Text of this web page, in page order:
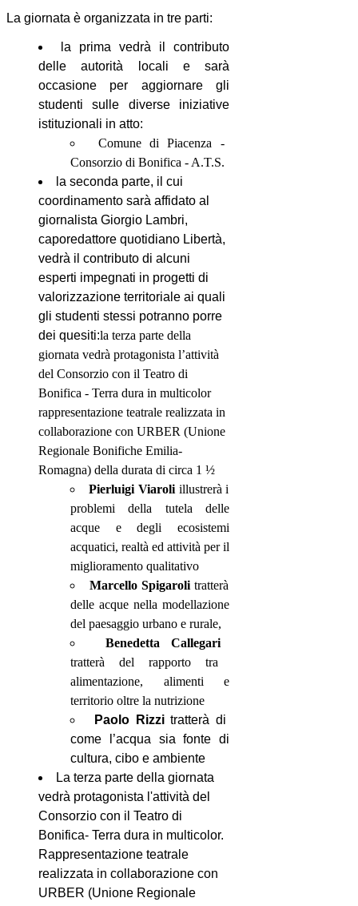
La giornata è organizzata in tre parti:
la prima vedrà il contributo
delle autorità locali e sarà
occasione per aggiornare gli
studenti sulle diverse iniziative
istituzionali in atto:
Comune di Piacenza -
Consorzio di Bonifica - A.T.S.
la seconda parte, il cui
coordinamento sarà affidato al
giornalista Giorgio Lambri,
caporedattore quotidiano Libertà,
vedrà il contributo di alcuni
esperti impegnati in progetti di
valorizzazione territoriale ai quali
gli studenti stessi potranno porre
dei quesiti:la terza parte della
giornata vedrà protagonista l’attività
del Consorzio con il Teatro di
Bonifica - Terra dura in multicolor
rappresentazione teatrale realizzata in
collaborazione con URBER (Unione
Regionale Bonifiche Emilia-
Romagna) della durata di circa 1 ½
Pierluigi Viaroli illustrerà i
problemi della tutela delle
acque e degli ecosistemi
acquatici, realtà ed attività per il
miglioramento qualitativo
Marcello Spigaroli tratterà
delle acque nella modellazione
del paesaggio urbano e rurale,
Benedetta Callegari
tratterà del rapporto tra
alimentazione, alimenti e
territorio oltre la nutrizione
Paolo Rizzitratterà di
come l’acqua sia fonte di
cultura, cibo e ambiente
La terza parte della giornata
vedrà protagonista l'attività del
Consorzio con il Teatro di
Bonifica- Terra dura in multicolor.
Rappresentazione teatrale
realizzata in collaborazione con
URBER (Unione Regionale